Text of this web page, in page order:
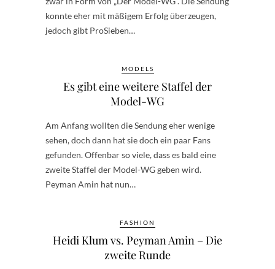
konnte eher mit mäßigem Erfolg überzeugen,
jedoch gibt ProSieben…
MODELS
Es gibt eine weitere Staffel der
Model-WG
Am Anfang wollten die Sendung eher wenige
sehen, doch dann hat sie doch ein paar Fans
gefunden. Offenbar so viele, dass es bald eine
zweite Staffel der Model-WG geben wird.
Peyman Amin hat nun…
FASHION
Heidi Klum vs. Peyman Amin – Die
zweite Runde